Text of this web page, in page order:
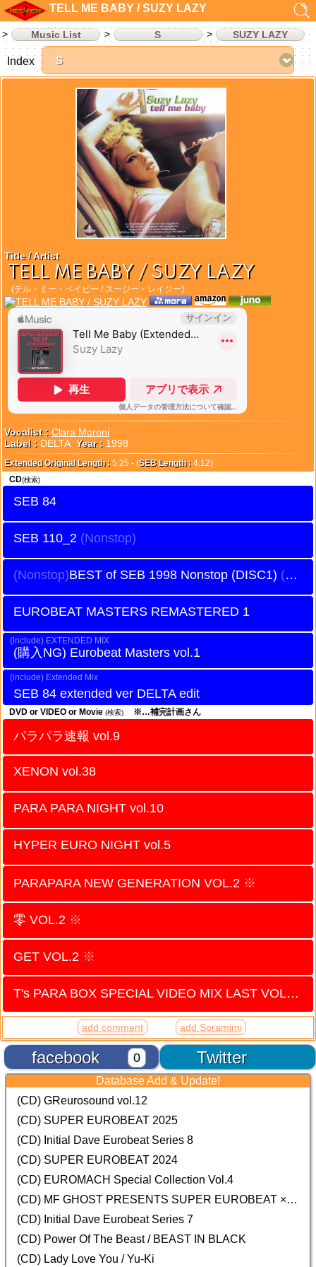
TELL ME BABY / SUZY LAZY
Music List S SUZY LAZY
Title / Artist
TELL ME BABY / SUZY LAZY
(テル・ミー・ベイビー / スージー・レイジー)
Vocalist : Clara Moroni
Label : DELTA Year : 1998
Extended Original Length : 5:25 - (SEB Length : 4:12)
CD(検索)
SEB 84
SEB 110_2
BEST of SEB 1998 Nonstop (DISC1)
EUROBEAT MASTERS REMASTERED 1
EXTENDED MIX
Eurobeat Masters vol.1
Extended Mix
SEB 84 extended ver DELTA edit
DVD or VIDEO or Movie (検索) ※…補完計画さん
パラパラ速報 vol.9
XENON vol.38
PARA PARA NIGHT vol.10
HYPER EURO NIGHT vol.5
PARAPARA NEW GENERATION VOL.2 ※
零 VOL.2 ※
GET VOL.2 ※
T's PARA BOX SPECIAL VIDEO MIX LAST VOLUME
add comment add Soramimi
Twitter
facebook 0
Index
Database Add & Update!
(CD) GReurosound vol.12
(CD) SUPER EUROBEAT 2025
(CD) Initial Dave Eurobeat Series 8
(CD) SUPER EUROBEAT 2024
(CD) EUROMACH Special Collection Vol.4
(CD) MF GHOST PRESENTS SUPER EUROBEAT × ORIGINAL SOUNDTRACK NEW COLLECTION
(CD) Initial Dave Eurobeat Series 7
(CD) Power Of The Beast / BEAST IN BLACK
(CD) Lady Love You / Yu-Ki